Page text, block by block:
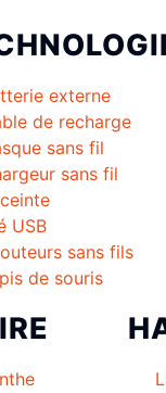
externe
de recharge
sans fil
sans fil
USB
sans fils
de souris